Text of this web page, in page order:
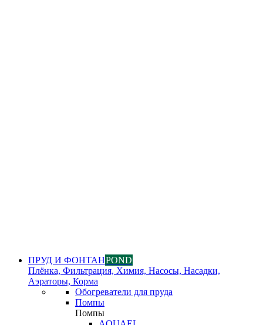
ПРУД И ФОНТАНPOND
Плёнка, Фильтрация, Химия, Насосы, Насадки,
Аэраторы, Корма
Обогреватели для пруда
Помпы
Помпы